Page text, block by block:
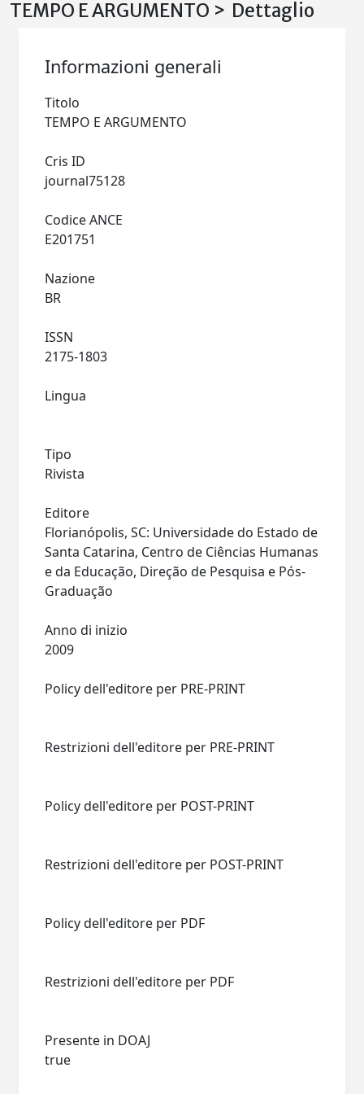
TEMPO E ARGUMENTO > Dettaglio
Informazioni generali
Titolo
Cris ID
Codice ANCE
Nazione
ISSN
Lingua
Tipo
Rivista
Editore
Florianópolis, SC: Universidade do Estado de
Santa Catarina, Centro de Ciências Humanas
e da Educação, Direção de Pesquisa e Pós-
Anno di inizio
Policy dell'editore per PRE-PRINT
Restrizioni dell'editore per PRE-PRINT
Policy dell'editore per POST-PRINT
Restrizioni dell'editore per POST-PRINT
Policy dell'editore per PDF
Restrizioni dell'editore per PDF
Presente in DOAJ